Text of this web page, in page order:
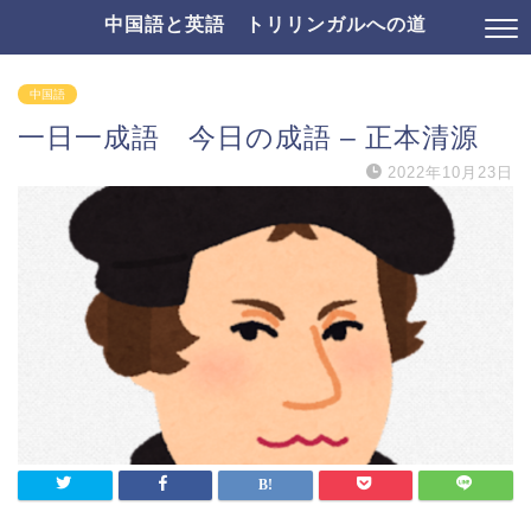
中国語と英語 トリリンガルへの道
中国語
一日一成語 今日の成語 – 正本清源
2022年10月23日